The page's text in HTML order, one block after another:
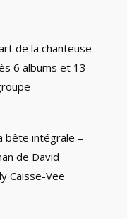
de la chanteuse
6 albums et 13
bête intégrale –
de David
Caisse-Vee